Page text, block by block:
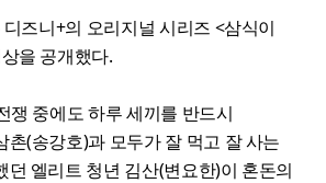
즈니+의 오리지널 시리즈 <삼식이
을 공개했다.
쟁 중에도 하루 세끼를 반드시
촌(송강호)과 모두가 잘 먹고 잘 사는
던 엘리트 청년 김산(변요한)이 혼돈의